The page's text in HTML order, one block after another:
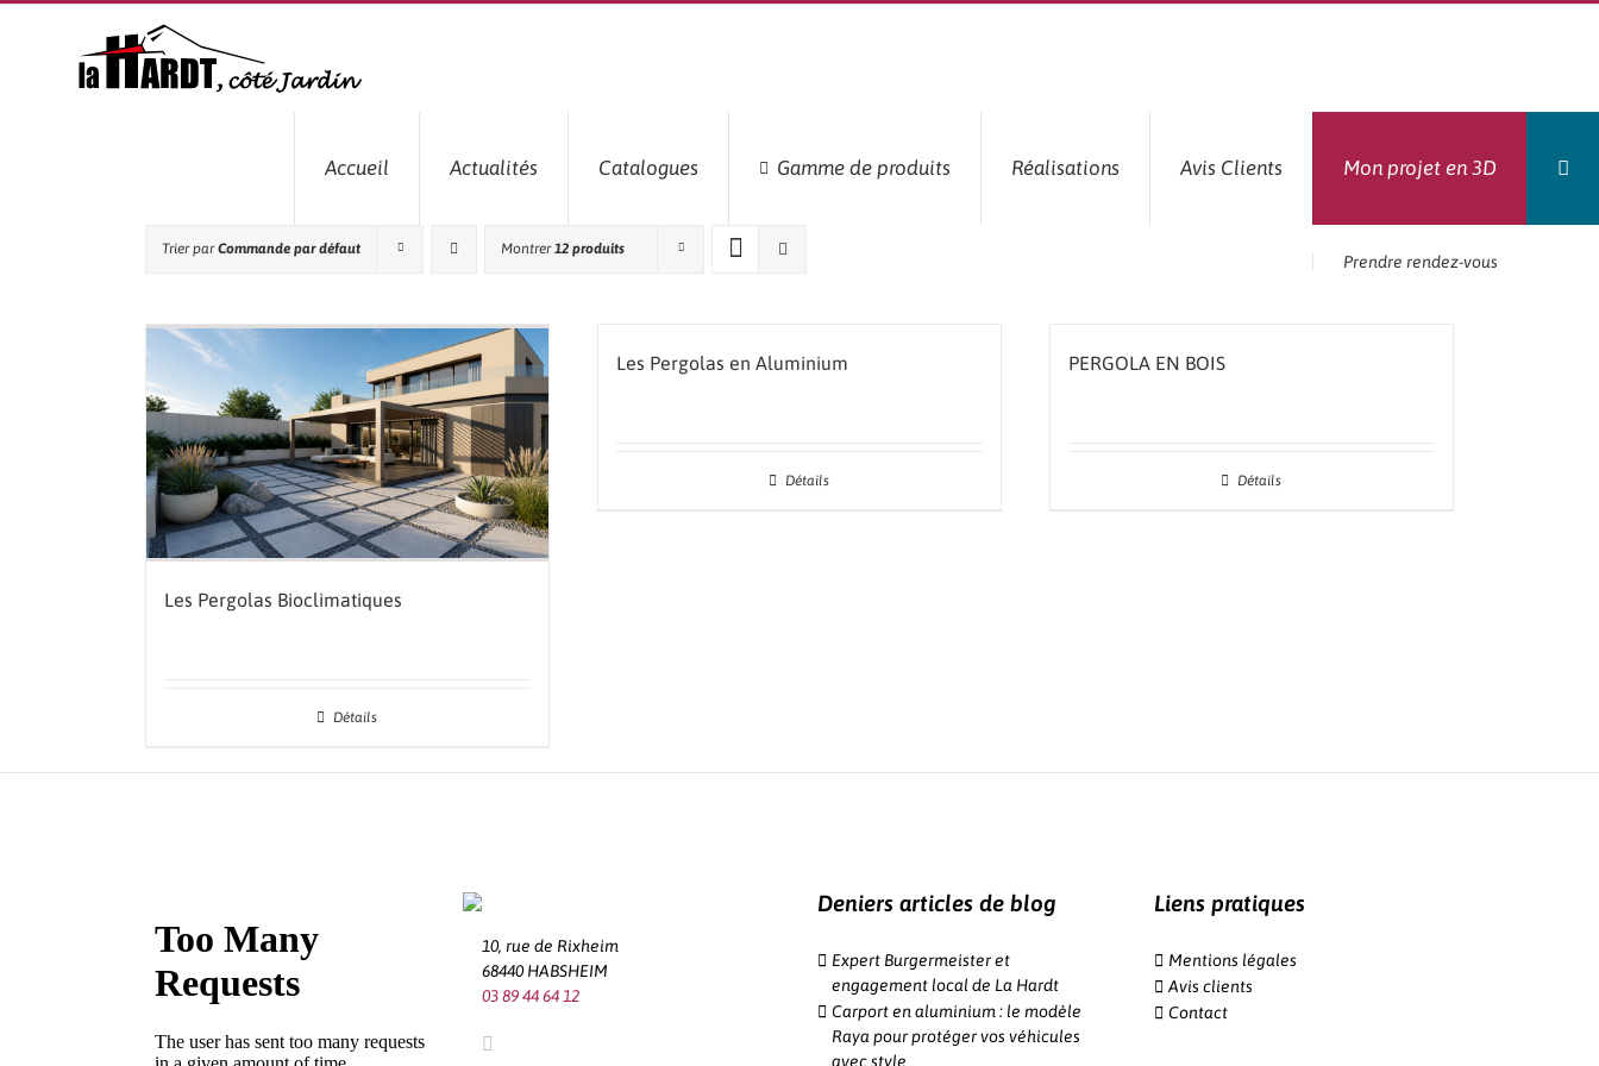
Passer
Accueil Actualités Catalogues Gamme de produits Réalisations Avis Clients
Prendre rendez-vous
Mon projet en 3D
Trier parCommande par défaut Montrer12 produits
Les Pergolas Bioclimatiques
Détails
Les Pergolas en Aluminium
Détails
PERGOLA EN BOIS
Détails
10, rue de Rixheim
68440 HABSHEIM
03 89 44 64 12
Deniers articles de blog
Expert Burgermeister et
engagement local de La Hardt
Carport en aluminium : le modèle
Raya pour protéger vos véhicules
avec style
Liens pratiques
Mentions légales
Avis clients
Contact